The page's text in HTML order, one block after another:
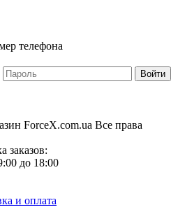
телефона
ForceX.com.ua Все права
заказов:
до 18:00
и оплата